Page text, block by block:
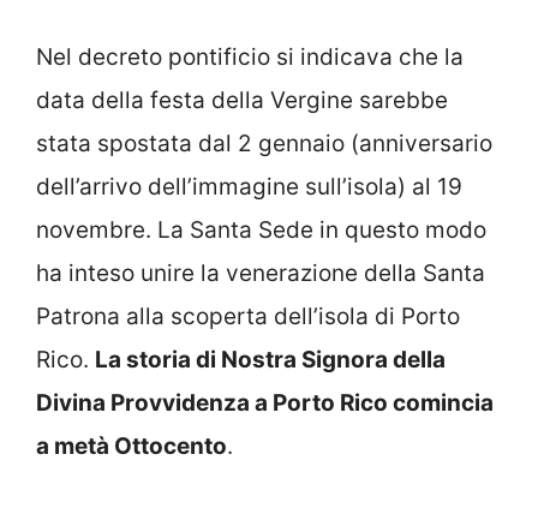
Nel decreto pontificio si indicava che la
data della festa della Vergine sarebbe
stata spostata dal 2 gennaio (anniversario
dell’arrivo dell’immagine sull’isola) al 19
novembre. La Santa Sede in questo modo
ha inteso unire la venerazione della Santa
Patrona alla scoperta dell’isola di Porto
Rico. La storia di Nostra Signora della
Divina Provvidenza a Porto Rico comincia
a metà Ottocento.